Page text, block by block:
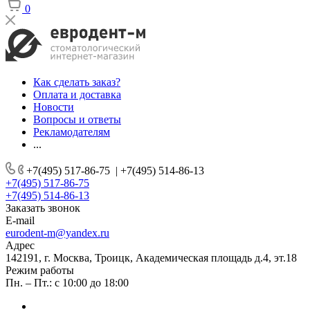
0
Как сделать заказ?
Оплата и доставка
Новости
Вопросы и ответы
Рекламодателям
...
+7(495) 517-86-75 | +7(495) 514-86-13
+7(495) 517-86-75
+7(495) 514-86-13
Заказать звонок
E-mail
eurodent-m@yandex.ru
Адрес
142191, г. Москва, Троицк, Академическая площадь д.4, эт.18
Режим работы
Пн. – Пт.: с 10:00 до 18:00